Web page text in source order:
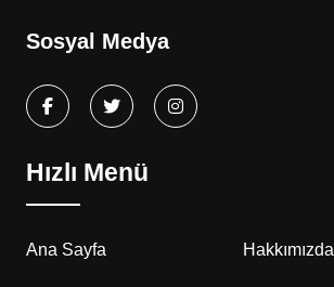
Sosyal Medya
Hızlı Menü
Ana Sayfa Hakkımızda